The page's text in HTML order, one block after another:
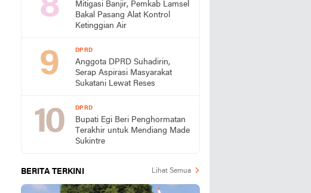
Mitigasi Banjir, Pemkab Lamsel
Bakal Pasang Alat Kontrol
Ketinggian Air
DPRD
Anggota DPRD Suhadirin,
Serap Aspirasi Masyarakat
Sukatani Lewat Reses
DPRD
Bupati Egi Beri Penghormatan
Terakhir untuk Mendiang Made
Sukintre
BERITA TERKINI Lihat Semua